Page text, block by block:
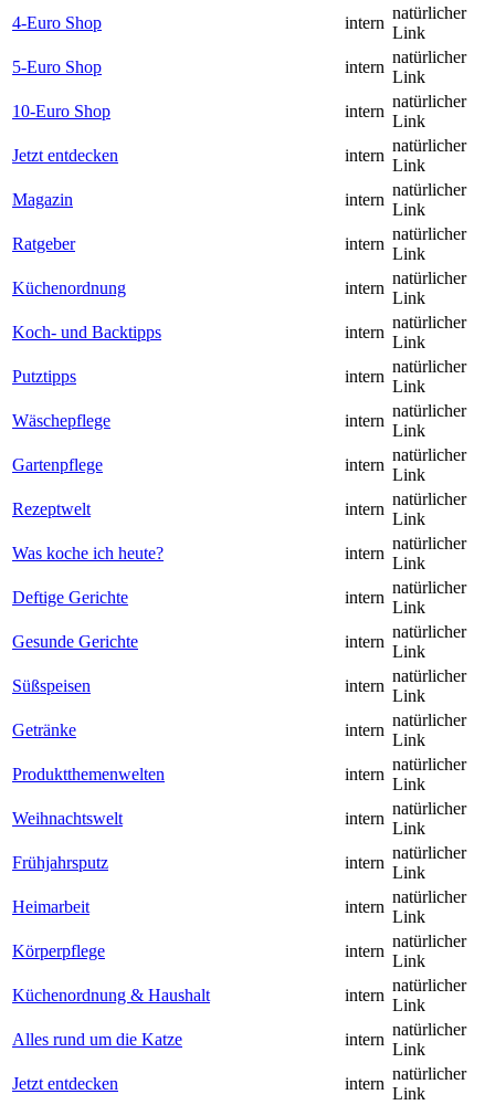
4-Euro Shop
intern
natürlicher
Link
5-Euro Shop
intern
natürlicher
Link
10-Euro Shop
intern
natürlicher
Link
Jetzt entdecken
intern
natürlicher
Link
Magazin
intern
natürlicher
Link
Ratgeber
intern
natürlicher
Link
Küchenordnung
intern
natürlicher
Link
Koch- und Backtipps
intern
natürlicher
Link
Putztipps
intern
natürlicher
Link
Wäschepflege
intern
natürlicher
Link
Gartenpflege
intern
natürlicher
Link
Rezeptwelt
intern
natürlicher
Link
Was koche ich heute?
intern
natürlicher
Link
Deftige Gerichte
intern
natürlicher
Link
Gesunde Gerichte
intern
natürlicher
Link
Süßspeisen
intern
natürlicher
Link
Getränke
intern
natürlicher
Link
Produktthemenwelten
intern
natürlicher
Link
Weihnachtswelt
intern
natürlicher
Link
Frühjahrsputz
intern
natürlicher
Link
Heimarbeit
intern
natürlicher
Link
Körperpflege
intern
natürlicher
Link
Küchenordnung & Haushalt
intern
natürlicher
Link
Alles rund um die Katze
intern
natürlicher
Link
Jetzt entdecken
intern
natürlicher
Link